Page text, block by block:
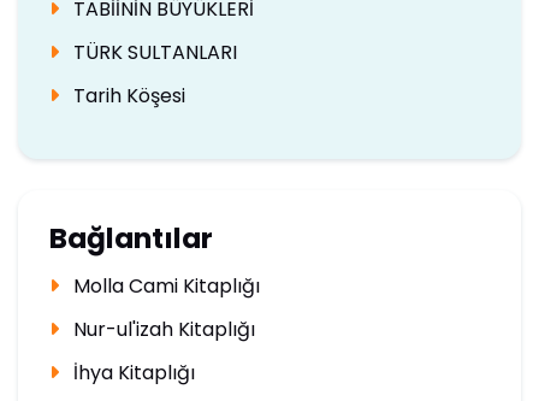
TABİİNİN BÜYÜKLERİ
TÜRK SULTANLARI
Tarih Köşesi
Bağlantılar
Molla Cami Kitaplığı
Nur-ul'izah Kitaplığı
İhya Kitaplığı